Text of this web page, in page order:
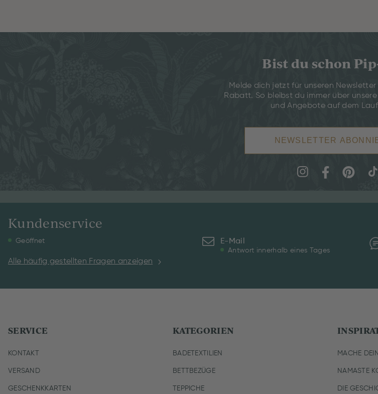
Bist du schon
Melde dich jetzt für unseren
Rabatt. So bleibst du immer über
und Angebote auf dem
NEWSLETTER
Kundenservice
Geöffnet
Alle häufig gestellten Fragen anzeigen
E-Mail
Antwort innerhalb eines Tages
SERVICE
KONTAKT
VERSAND
GESCHENKKARTEN
KATEGORIEN
BADETEXTILIEN
BETTBEZÜGE
TEPPICHE
MACHE
NAMASTE
DIE